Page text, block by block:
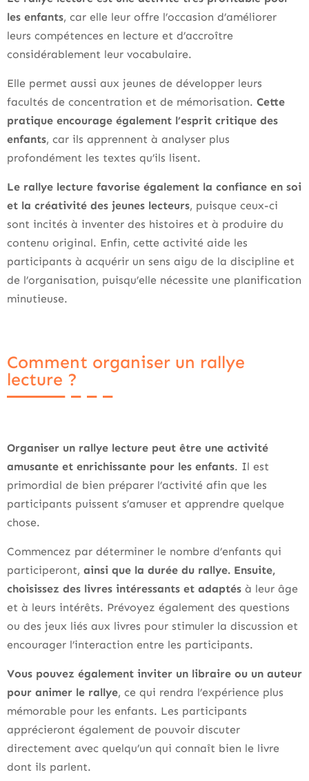
les enfants, car elle leur offre l’occasion d’améliorer
leurs compétences en lecture et d’accroître
considérablement leur vocabulaire.
Elle permet aussi aux jeunes de développer leurs
facultés de concentration et de mémorisation. Cette
pratique encourage également l’esprit critique des
enfants, car ils apprennent à analyser plus
profondément les textes qu’ils lisent.
Le rallye lecture favorise également la confiance en soi
et la créativité des jeunes lecteurs, puisque ceux-ci
sont incités à inventer des histoires et à produire du
contenu original. Enfin, cette activité aide les
participants à acquérir un sens aigu de la discipline et
de l’organisation, puisqu’elle nécessite une planification
minutieuse.
Comment organiser un rallye
lecture ?
Organiser un rallye lecture peut être une activité
amusante et enrichissante pour les enfants. Il est
primordial de bien préparer l’activité afin que les
participants puissent s’amuser et apprendre quelque
chose.
Commencez par déterminer le nombre d’enfants qui
participeront, ainsi que la durée du rallye. Ensuite,
choisissez des livres intéressants et adaptés à leur âge
et à leurs intérêts. Prévoyez également des questions
ou des jeux liés aux livres pour stimuler la discussion et
encourager l’interaction entre les participants.
Vous pouvez également inviter un libraire ou un auteur
pour animer le rallye, ce qui rendra l’expérience plus
mémorable pour les enfants. Les participants
apprécieront également de pouvoir discuter
directement avec quelqu’un qui connaît bien le livre
dont ils parlent.